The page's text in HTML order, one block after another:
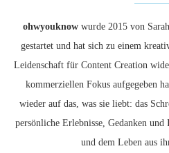
ohwyouknow wurde 2015 von
gestartet und hat sich zu einem
Leidenschaft für Content Creation
kommerziellen Fokus aufgegeben
wieder auf das, was sie liebt: das
persönliche Erlebnisse, Gedanken
und dem Leben aus